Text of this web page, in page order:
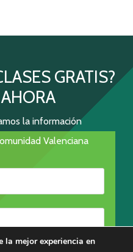
GRATIS?
la información
Valenciana
la mejor experiencia en